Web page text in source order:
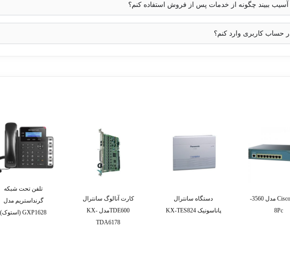
ببیند چگونه از خدمات پس از فروش استفاده کنم؟
حساب کاربری وارد کنم؟
سوئیچ Cisco مدل 3560-
8Pc
دستگاه سانترال
پاناسونیک KX-TES824
کارت آنالوگ سانترال
TDE600مدل KX-
TDA6178
تلفن تحت شبکه
گرنداستریم مدل
GXP1628 (استوک)